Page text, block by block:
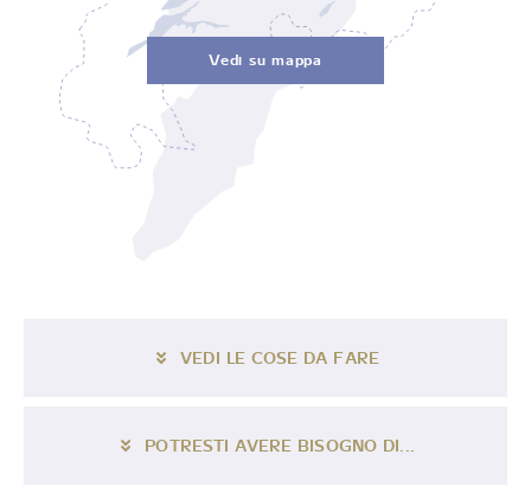
Vedi su mappa
VEDI LE COSE DA FARE
POTRESTI AVERE BISOGNO DI...